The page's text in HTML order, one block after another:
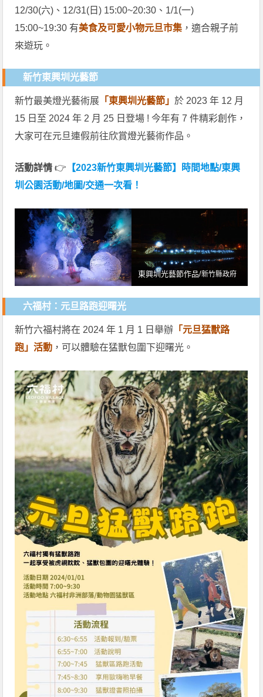
12/30(六)、12/31(日) 15:00~20:30、1/1(一)
15:00~19:30 有美食及可愛小物元旦市集 ，適合親子前
來遊玩。
新竹東興圳光藝節
新竹最美燈光藝術展 「東興圳光藝節」於 2023 年 12 月
15 日至 2024 年 2 月 25 日登場 ! 今年有 7 件精彩創作，
大家可在元旦連假前往欣賞燈光藝術作品。
活動詳情 👉 【2023新竹東興圳光藝節】時間地點/東興
圳公園活動/地圖/交通一次看！
東興圳光藝節作品/新竹縣政府
六福村：元旦路跑迎曙光
新竹六福村將在 2024 年 1 月 1 日舉辦 「元旦猛獸路
跑」活動 ，可以體驗在猛獸包圍下迎曙光。